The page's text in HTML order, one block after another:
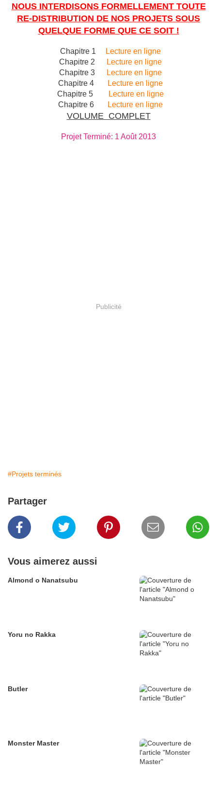
NOUS INTERDISONS FORMELLEMENT TOUTE
RE-DISTRIBUTION DE NOS PROJETS SOUS
QUELQUE FORME QUE CE SOIT !
Chapitre 1
Lecture en ligne
Chapitre 2
Lecture en ligne
Chapitre 3
Lecture en ligne
Chapitre 4
Lecture en ligne
Chapitre 5
Lecture en ligne
Chapitre 6
Lecture en ligne
VOLUME COMPLET
Projet Terminé: 1 Août 2013
Publicité
#Projets terminés
Partager
Vous aimerez aussi
Almond o Nanatsubu
Yoru no Rakka
Butler
Monster Master